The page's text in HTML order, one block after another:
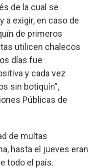
de la cual se
a exigir, en caso de
de primeros
utilicen chalecos
días fue
y cada vez
sin botiquín”,
Públicas de
de multas
hasta el jueves eran
todo el país.